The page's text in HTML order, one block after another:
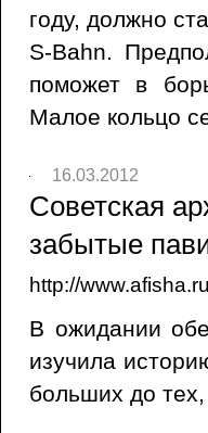
году, должно
S-Bahn.
поможет в
Малое кольцо
16.03.2012
Советская
забытые
http://
В ожидании
изучила
больших до